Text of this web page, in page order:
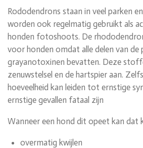
Rododendrons staan in veel parken
worden ook regelmatig gebruikt als
honden fotoshoots. De
voor honden omdat alle delen van de
grayanotoxinen bevatten. Deze
zenuwstelsel en de hartspier aan.
hoeveelheid kan leiden tot ernstige
ernstige gevallen fataal zijn
Wanneer een hond dit opeet kan dat
overmatig kwijlen